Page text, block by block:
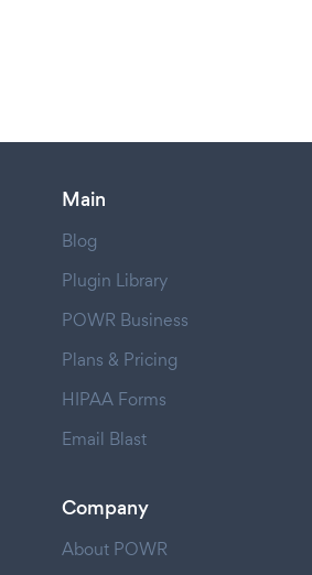
Main
Blog
Plugin Library
POWR Business
Plans & Pricing
HIPAA Forms
Email Blast
Company
About POWR